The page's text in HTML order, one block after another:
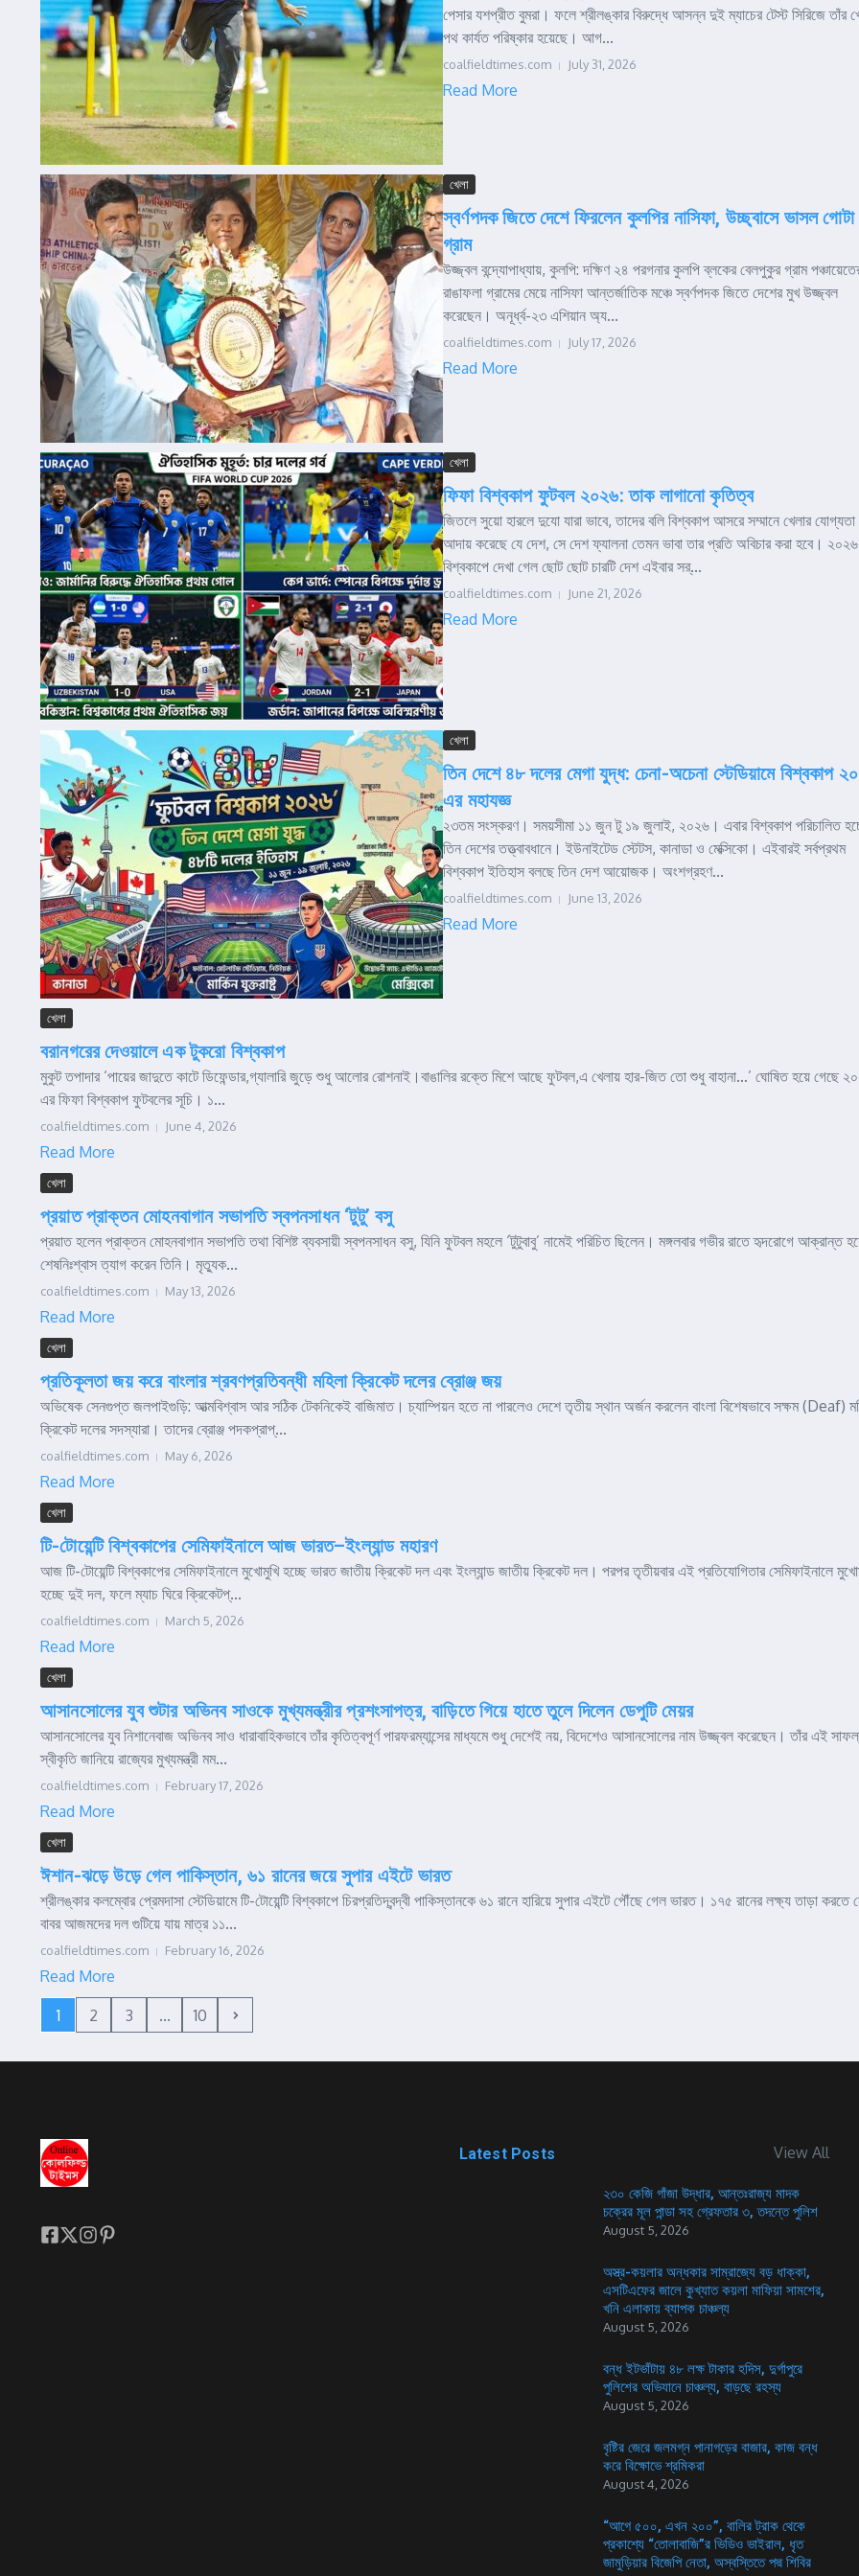
পেসার যশপ্রীত বুমরা। ফলে শ্রীলঙ্কার বিরুদ্ধে আসন্ন দুই ম্যাচের টেস্ট সিরিজে তাঁর
পথ কার্যত পরিষ্কার হয়েছে। আগ...
coalfieldtimes.com July 31, 2026
Read More
খেলা
স্বর্ণপদক জিতে দেশে ফিরলেন কুলপির নাসিফা, উচ্ছ্বাসে ভাসল গোটা
গ্রাম
উজ্জ্বল বন্দ্যোপাধ্যায়, কুলপি: দক্ষিণ ২৪ পরগনার কুলপি ব্লকের বেলপুকুর গ্রাম
রাঙাফলা গ্রামের মেয়ে নাসিফা আন্তর্জাতিক মঞ্চে স্বর্ণপদক জিতে দেশের মুখ উজ্জ্বল
করেছেন। অনূর্ধ্ব-২৩ এশিয়ান অ্য...
coalfieldtimes.com July 17, 2026
Read More
খেলা
ফিফা বিশ্বকাপ ফুটবল ২০২৬: তাক লাগানো কৃতিত্ব
জিতলে সুয়ো হারলে দুযো যারা ভাবে, তাদের বলি বিশ্বকাপ আসরে সম্মানে খেলার যোগ্যতা
আদায় করেছে যে দেশ, সে দেশ ফ্যালনা তেমন ভাবা তার প্রতি অবিচার করা হবে। ২০২৬
বিশ্বকাপে দেখা গেল ছোট ছোট চারটি দেশ এইবার সর্...
coalfieldtimes.com June 21, 2026
Read More
খেলা
তিন দেশে ৪৮ দলের মেগা যুদ্ধ: চেনা-অচেনা স্টেডিয়ামে বিশ্বকাপ
এর মহাযজ্ঞ
২৩তম সংস্করণ। সময়সীমা ১১ জুন ‌টু ১৯ জুলাই, ২০২৬। এবার বিশ্বকাপ পরিচালিত
তিন দেশের তত্ত্বাবধানে। ইউনাইটেড স্টেটস, কানাডা ও মেক্সিকো। এইবারই সর্বপ্রথম
বিশ্বকাপ ইতিহাস বলছে তিন দেশ আয়োজক। অংশগ্রহণ...
coalfieldtimes.com June 13, 2026
Read More
খেলা
বরানগরের দেওয়ালে এক টুকরো বিশ্বকাপ
মুকুট তপাদার ‘পায়ের জাদুতে কাটে ডিফেন্ডার,গ্যালারি জুড়ে শুধু আলোর রোশনাই।বাঙালির রক্তে মিশে আছে ফুটবল,এ খেলায় হার-জিত তো শুধু বাহানা…’ ঘোষিত হয়ে গেছে
এর ফিফা বিশ্বকাপ ফুটবলের সূচি। ১...
coalfieldtimes.com June 4, 2026
Read More
খেলা
প্রয়াত প্রাক্তন মোহনবাগান সভাপতি স্বপনসাধন ‘টুটু’ বসু
প্রয়াত হলেন প্রাক্তন মোহনবাগান সভাপতি তথা বিশিষ্ট ব্যবসায়ী স্বপনসাধন বসু, যিনি ফুটবল মহলে ‘টুটুবাবু’ নামেই পরিচিত ছিলেন। মঙ্গলবার গভীর রাতে হৃদরোগে আক্রান্ত
শেষনিঃশ্বাস ত্যাগ করেন তিনি। মৃত্যুক...
coalfieldtimes.com May 13, 2026
Read More
খেলা
প্রতিকূলতা জয় করে বাংলার শ্রবণপ্রতিবন্ধী মহিলা ক্রিকেট দলের ব্রোঞ্জ জয়
অভিষেক সেনগুপ্ত জলপাইগুড়ি: আত্মবিশ্বাস আর সঠিক টেকনিকেই বাজিমাত। চ্যাম্পিয়ন হতে না পারলেও দেশে তৃতীয় স্থান অর্জন করলেন বাংলা বিশেষভাবে সক্ষম (Deaf)
ক্রিকেট দলের সদস্যারা। তাদের ব্রোঞ্জ পদকপ্রাপ্...
coalfieldtimes.com May 6, 2026
Read More
খেলা
টি-টোয়েন্টি বিশ্বকাপের সেমিফাইনালে আজ ভারত–ইংল্যান্ড মহারণ
আজ টি-টোয়েন্টি বিশ্বকাপের সেমিফাইনালে মুখোমুখি হচ্ছে ভারত জাতীয় ক্রিকেট দল এবং ইংল্যান্ড জাতীয় ক্রিকেট দল। পরপর তৃতীয়বার এই প্রতিযোগিতার সেমিফাইনালে
হচ্ছে দুই দল, ফলে ম্যাচ ঘিরে ক্রিকেটপ্...
coalfieldtimes.com March 5, 2026
Read More
খেলা
আসানসোলের যুব শুটার অভিনব সাওকে মুখ্যমন্ত্রীর প্রশংসাপত্র, বাড়িতে গিয়ে হাতে তুলে দিলেন ডেপুটি মেয়র
আসানসোলের যুব নিশানেবাজ অভিনব সাও ধারাবাহিকভাবে তাঁর কৃতিত্বপূর্ণ পারফরম্যান্সের মাধ্যমে শুধু দেশেই নয়, বিদেশেও আসানসোলের নাম উজ্জ্বল করেছেন। তাঁর এই
স্বীকৃতি জানিয়ে রাজ্যের মুখ্যমন্ত্রী মম...
coalfieldtimes.com February 17, 2026
Read More
খেলা
ঈশান-ঝড়ে উড়ে গেল পাকিস্তান, ৬১ রানের জয়ে সুপার এইটে ভারত
শ্রীলঙ্কার কলম্বোর প্রেমদাসা স্টেডিয়ামে টি-টোয়েন্টি বিশ্বকাপে চিরপ্রতিদ্বন্দ্বী পাকিস্তানকে ৬১ রানে হারিয়ে সুপার এইটে পৌঁছে গেল ভারত। ১৭৫ রানের লক্ষ্য তাড়া করতে
বাবর আজমদের দল গুটিয়ে যায় মাত্র ১১...
coalfieldtimes.com February 16, 2026
Read More
1 2 3 ... 10
Latest Posts View All
২৩০ কেজি গাঁজা উদ্ধার, আন্তঃরাজ্য মাদক
চক্রের মূল পান্ডা সহ গ্রেফতার ৩, তদন্তে পুলিশ
August 5, 2026
অস্ত্র-কয়লার অন্ধকার সাম্রাজ্যে বড় ধাক্কা,
এসটিএফের জালে কুখ্যাত কয়লা মাফিয়া সামশের,
খনি এলাকায় ব্যাপক চাঞ্চল্য
August 5, 2026
বন্ধ ইটভাঁটায় ৪৮ লক্ষ টাকার হদিস, দুর্গাপুরে
পুলিশের অভিযানে চাঞ্চল্য, বাড়ছে রহস্য
August 5, 2026
বৃষ্টির জেরে জলমগ্ন পানাগড়ের বাজার, কাজ বন্ধ
করে বিক্ষোভে শ্রমিকরা
August 4, 2026
“আগে ৫০০, এখন ২০০”, বালির ট্রাক থেকে
প্রকাশ্যে “তোলাবাজি”র ভিডিও ভাইরাল, ধৃত
জামুড়িয়ার বিজেপি নেতা, অস্বস্তিতে পদ্ম শিবির